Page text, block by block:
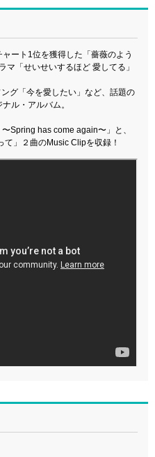
ート1位を獲得した「薔薇のよう
マ「せいせいするほど 愛してる」
グ「今を愛したい」など、話題の
ル・アルバム。
Spring has come again〜」と、
て」２曲のMusic Clipを収録！